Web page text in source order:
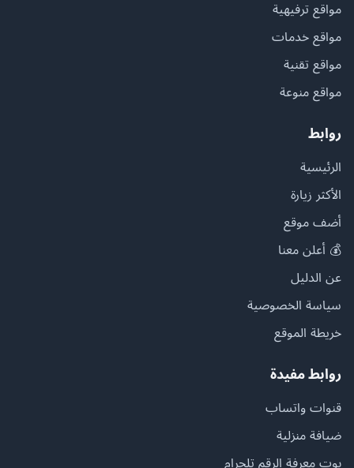
مواقع ترفيهية
مواقع خدمات
مواقع تقنية
مواقع منوعة
روابط
الرئيسية
الأكثر زيارة
أضف موقع
💰 أعلن معنا
عن الدليل
سياسة الخصوصية
خريطة الموقع
روابط مفيدة
قنوات واتساب
ضيافة منزلية
بوت معرفة الرقم تلجرام